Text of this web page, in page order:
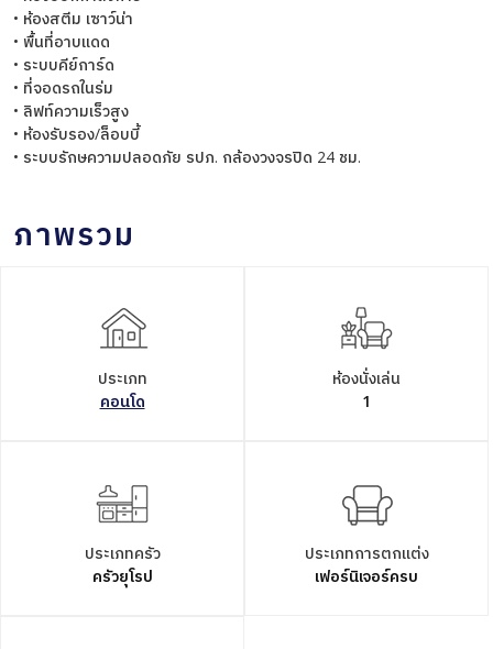
• ห้องสตีม เซาว์น่า
• พื้นที่อาบแดด
• ระบบคีย์การ์ด
• ที่จอดรถในร่ม
• ลิฟท์ความเร็วสูง
• ห้องรับรอง/ล็อบบี้
• ระบบรักษความปลอดภัย รปภ. กล้องวงจรปิด 24 ชม.
ภาพรวม
ประเภท
คอนโด
ห้องนั่งเล่น
1
ประเภทครัว
ครัวยุโรป
ประเภทการตกแต่ง
เฟอร์นิเจอร์ครบ